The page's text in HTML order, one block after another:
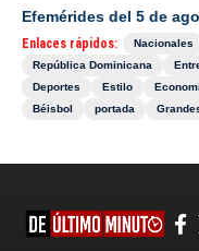
Efemérides del 5 de
Enlaces rápidos: Nacionales
República Dominicana
Deportes
Estilo
Béisbol
portada